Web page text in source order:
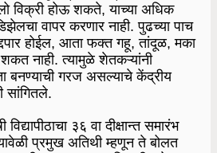
विक्री होऊ शकते, याच्या अधिक
वापर करणार नाही. पुढच्या पाच
होईल, आता फक्त गहू, तांदूळ, मका
नाही. त्यामुळे शेतकऱ्यांनी
बनण्याची गरज असल्याचे केंद्रीय
सांगितले.
३६ वा दीक्षान्त समारंभ
प्रमुख अतिथी म्हणून ते बोलत